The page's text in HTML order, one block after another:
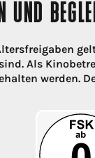
UND
Als
werden.